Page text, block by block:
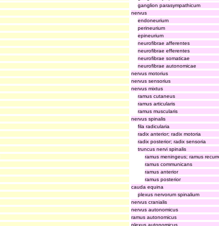
ganglion parasympathicum
nervus
endoneurium
perineurium
epineurium
neurofibrae afferentes
neurofibrae efferentes
neurofibrae somaticae
neurofibrae autonomicae
nervus motorius
nervus sensorius
nervus mixtus
ramus cutaneus
ramus articularis
ramus muscularis
nervus spinalis
fila radicularia
radix anterior; radix motoria
radix posterior; radix sensoria
truncus nervi spinalis
ramus meningeus; ramus
ramus communicans
ramus anterior
ramus posterior
cauda equina
plexus nervorum spinalium
nervus cranialis
nervus autonomicus
ramus autonomicus
plexus autonomicus